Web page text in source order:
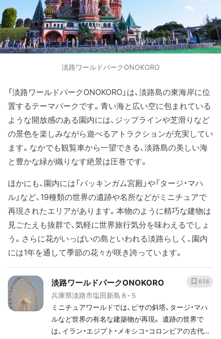
淡路ワールドパークONOKORO
「淡路ワールドパークONOKORO」は、淡路島の東海岸に位
置するテーマパークです。青い海と広い空に包まれている
ような開放感のある園内には、ジップラインや芝滑りなど
の景色を楽しみながら遊べるアトラクションが充実してい
ます。なかでも観覧車から一望できる、淡路島の美しい海
と豊かな緑が織りなす絶景は圧巻です。
ほかにも、園内には「バッキンガム宮殿」や「タージ・マハ
ル」など、19種類の世界の遺跡や名所などがミニチュアで
再現されたエリアがあります。本物のように精巧な建物は
見ごたえも抜群で、気軽に世界旅行気分を味わえるでしょ
う。さらに花がいっぱいの島といわれる淡路らしく、園内
には1年を通して季節の花々が咲き誇っています。
淡路ワールドパークONOKORO
兵庫県淡路市塩田新島８-５
ミニチュアワールドでは、ピサの斜塔、タージ・マハ
ルなど世界の有名な建築物が再現。 遺跡の世界で
は、イラン・エジプト・メキシコ・コロンビアの古代文
614